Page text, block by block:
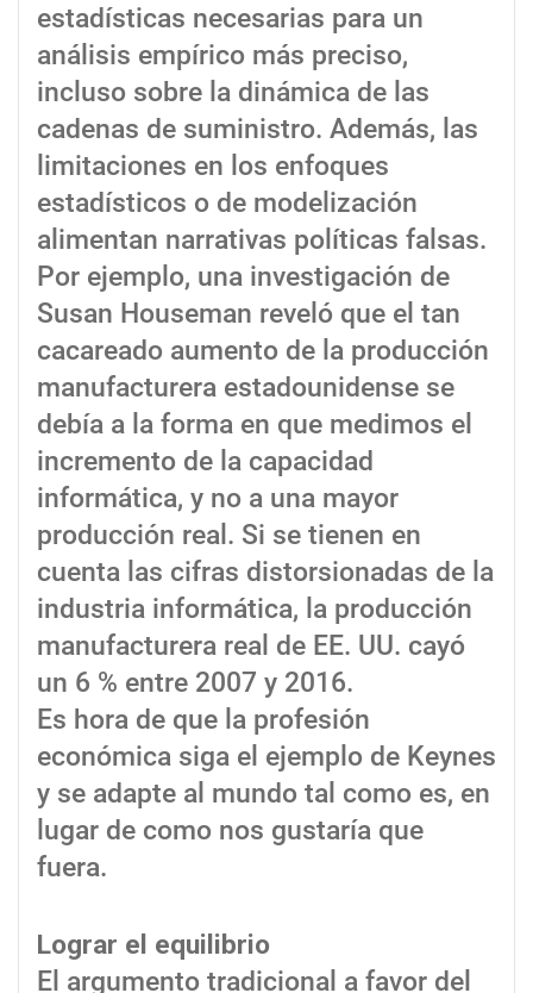
estadísticas necesarias para un
análisis empírico más preciso,
incluso sobre la dinámica de las
cadenas de suministro. Además, las
limitaciones en los enfoques
estadísticos o de modelización
alimentan narrativas políticas falsas.
Por ejemplo, una investigación de
Susan Houseman reveló que el tan
cacareado aumento de la producción
manufacturera estadounidense se
debía a la forma en que medimos el
incremento de la capacidad
informática, y no a una mayor
producción real. Si se tienen en
cuenta las cifras distorsionadas de la
industria informática, la producción
manufacturera real de EE. UU. cayó
un 6 % entre 2007 y 2016.
Es hora de que la profesión
económica siga el ejemplo de Keynes
y se adapte al mundo tal como es, en
lugar de como nos gustaría que
fuera.
Lograr el equilibrio
El argumento tradicional a favor del